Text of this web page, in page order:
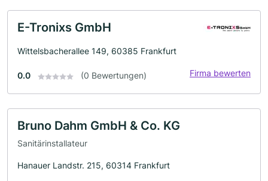
E-Tronixs GmbH
Wittelsbacherallee 149, 60385 Frankfurt
0.0 (0 Bewertungen) Firma bewerten
Bruno Dahm GmbH & Co. KG
Sanitärinstallateur
Hanauer Landstr. 215, 60314 Frankfurt